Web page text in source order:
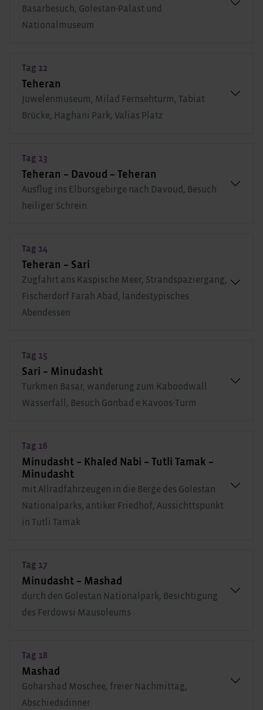
Basarbesuch, Golestan-Palast und
Nationalmuseum
Tag 12
Teheran
Juwelenmuseum, Milad Fernsehturm, Tabiat
Brücke, Haghani Park, Valias Platz
Tag 13
Teheran – Davoud – Teheran
Ausflug ins Elbursgebirge nach Davoud, Besuch
heiliger Schrein
Tag 14
Teheran – Sari
Zugfahrt ans Kaspische Meer, Strandspaziergang,
Fischerdorf Farah Abad, landestypisches
Abendessen
Tag 15
Sari – Minudasht
Turkmen Basar, wanderung zum Kaboodwall
Wasserfall, Besuch Gonbad e Kavoos-Turm
Tag 16
Minudasht – Khaled Nabi – Tutli Tamak –
Minudasht
mit Allradfahrzeugen in die Berge des Golestan
Nationalparks, antiker Friedhof, Aussichttspunkt
in Tutli Tamak
Tag 17
Minudasht – Mashad
durch den Golestan Nationalpark, Besichtigung
des Ferdowsi Mausoleums
Tag 18
Mashad
Goharshad Moschee, freier Nachmittag,
Abschiedsdinner